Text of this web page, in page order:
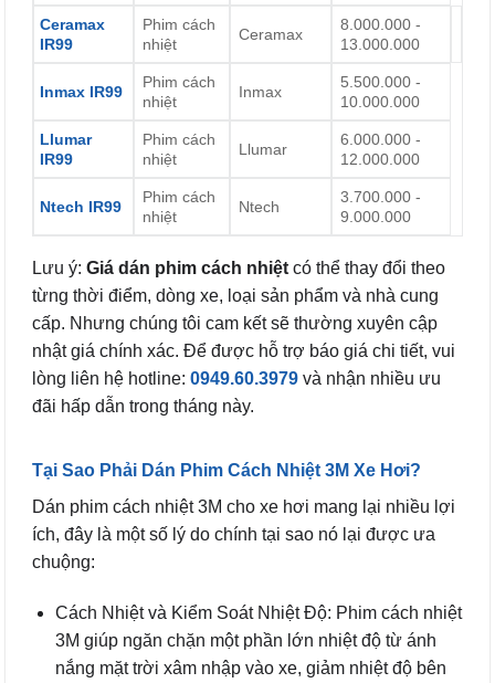
Ceramax
IR99
Phim cách
nhiệt
Ceramax
8.000.000 -
13.000.000
Inmax IR99
Phim cách
nhiệt
Inmax
5.500.000 -
10.000.000
Llumar
IR99
Phim cách
nhiệt
Llumar
6.000.000 -
12.000.000
Ntech IR99
Phim cách
nhiệt
Ntech
3.700.000 -
9.000.000
Lưu ý: Giá dán phim cách nhiệt có thể thay đổi theo
từng thời điểm, dòng xe, loại sản phẩm và nhà cung
cấp. Nhưng chúng tôi cam kết sẽ thường xuyên cập
nhật giá chính xác. Để được hỗ trợ báo giá chi tiết, vui
lòng liên hệ hotline: 0949.60.3979 và nhận nhiều ưu
đãi hấp dẫn trong tháng này.
Tại Sao Phải Dán Phim Cách Nhiệt 3M Xe Hơi?
Dán phim cách nhiệt 3M cho xe hơi mang lại nhiều lợi
ích, đây là một số lý do chính tại sao nó lại được ưa
chuộng:
Cách Nhiệt và Kiểm Soát Nhiệt Độ: Phim cách nhiệt
3M giúp ngăn chặn một phần lớn nhiệt độ từ ánh
nắng mặt trời xâm nhập vào xe, giảm nhiệt độ bên